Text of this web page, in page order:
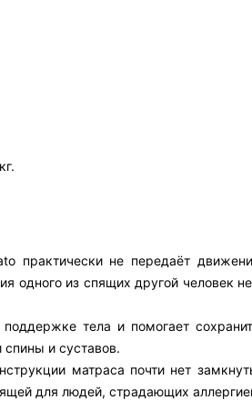
практически не передаёт
одного из спящих другой человек
тела и помогает
и суставов.
матраса почти нет
для людей, страдающих